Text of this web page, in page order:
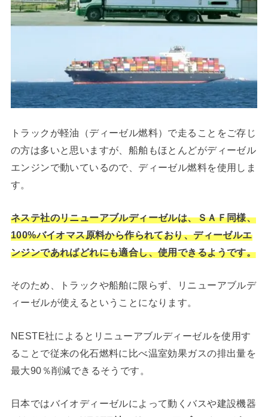
トラックが軽油（ディーゼル燃料）で走ることをご存じ
の方は多いと思いますが、船舶もほとんどがディーゼル
エンジンで動いているので、ディーゼル燃料を使用しま
す。
ネステ社のリニューアブルディーゼルは、ＳＡＦ同様、
100%バイオマス原料から作られており、ディーゼルエ
ンジンであればどれにも適合し、使用できるようです。
そのため、トラックや船舶に限らず、リニューアブルデ
ィーゼルが使えるということになります。
NESTE社によるとリニューアブルディーゼルを使用す
ることで従来の化石燃料に比べ温室効果ガスの排出量を
最大90％削減できるそうです。
日本ではバイオディーゼルによって動くバスや建設機器